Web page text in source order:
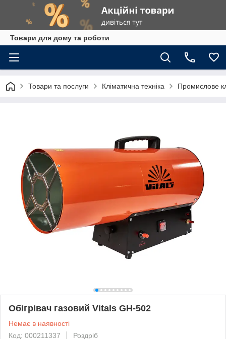
Товари для дому та роботи
Товари та послуги Кліматична техніка Промислове
Обігрівач газовий Vitals GH-502
Немає в наявності
Код: 000211337
Роздріб